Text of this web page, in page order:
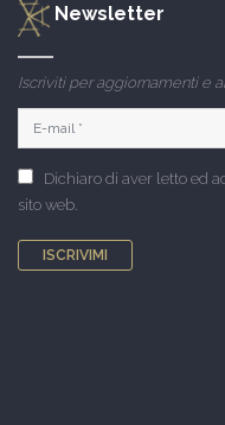
Newsletter
Iscriviti per aggiornamenti e
Dichiaro di aver letto ed
sito web.
ISCRIVIMI